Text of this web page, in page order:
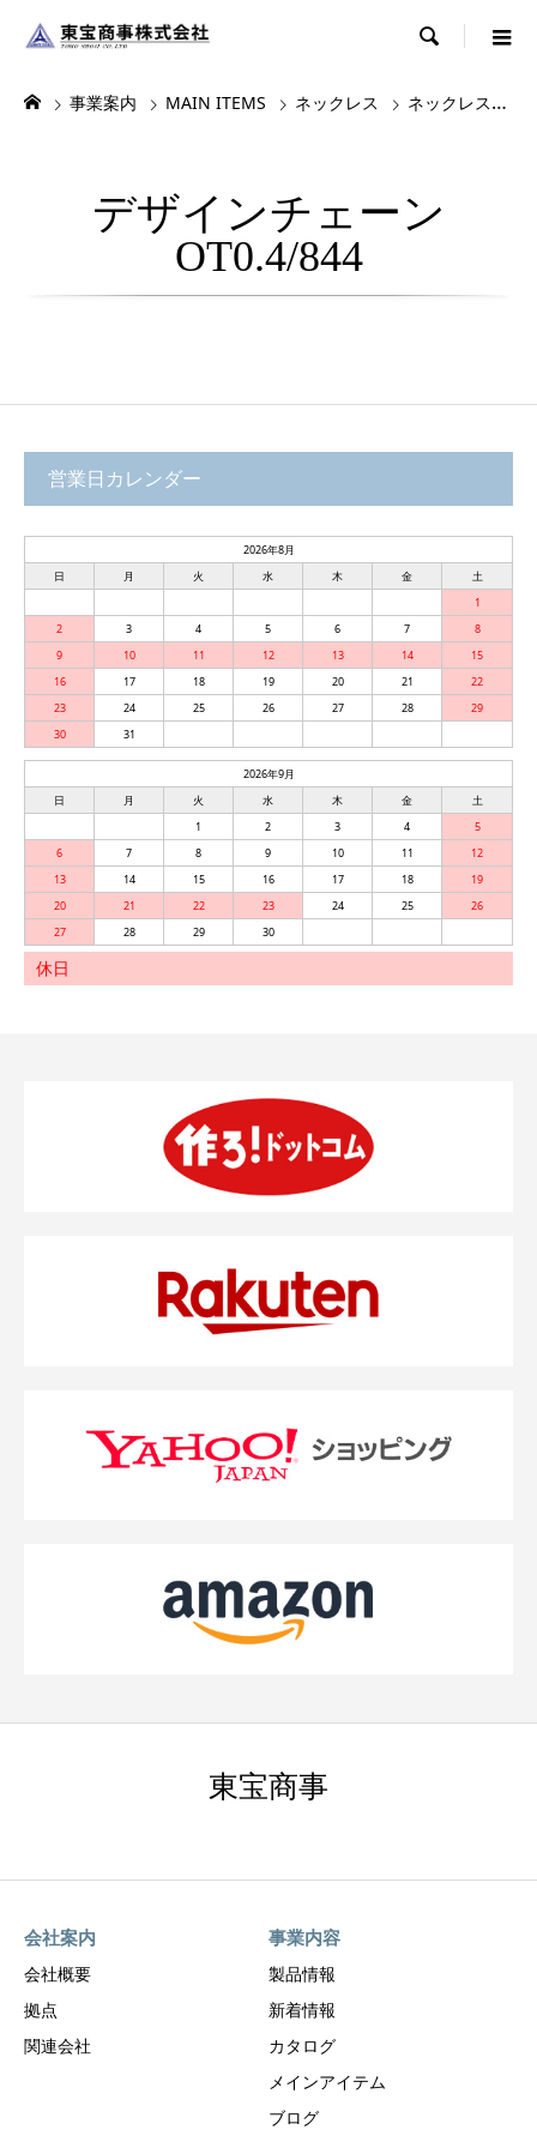

事業案内 MAIN ITEMS ネックレス ネックレス・チョーカー
デザインチェーン
OT0.4/844
営業日カレンダー
2026年8月
日
月 火 水 木 金
土
1
2
3 4 5 6 7
8
9
10 11 12 13 14
15
16
17 18 19 20 21
22
23
24 25 26 27 28
29
30
31
2026年9月
日
月 火 水 木 金
土
1
2 3 4
5
6
7 8 9 10 11
12
13
14 15 16 17 18
19
20
21 22 23 24 25
26
27
28 29 30
休日
東宝商事
会社案内
会社概要
拠点
関連会社
事業内容
製品情報
新着情報
カタログ
メインアイテム
ブログ